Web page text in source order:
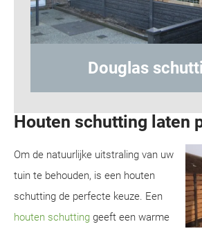
Hout-
Houten schutting laten
Om de natuurlijke uitstraling van uw
tuin te behouden, is een houten
schutting de perfecte keuze. Een
houten schutting geeft een warme